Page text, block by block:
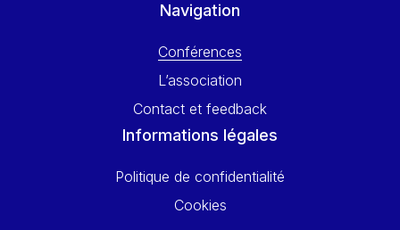
Navigation
Conférences
L’association
Contact et feedback
Informations légales
Politique de confidentialité
Cookies